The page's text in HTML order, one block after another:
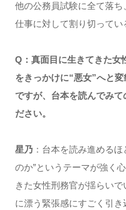
他の公務員試験に全て落
仕事に対して割り切ってい
Q：真面目に生きてきた女
をきっかけに“悪女”へと
ですが、台本を読んでみ
ださい。
星乃：台本を読み進めるほ
のか”というテーマが強く
きた女性刑務官が揺らい
に漂う緊張感にすごく引き